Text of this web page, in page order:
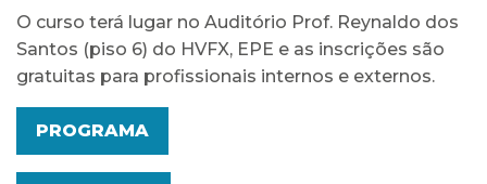
O curso terá lugar no Auditório Prof. Reynaldo dos
Santos (piso 6) do HVFX, EPE e as inscrições são
gratuitas para profissionais internos e externos.
PROGRAMA